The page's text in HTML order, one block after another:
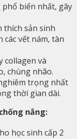
biến nhất, gây
thích sản sinh
các vết nám, tàn
collagen và
chùng nhão.
trọng nhất
thời gian dài.
nắng: